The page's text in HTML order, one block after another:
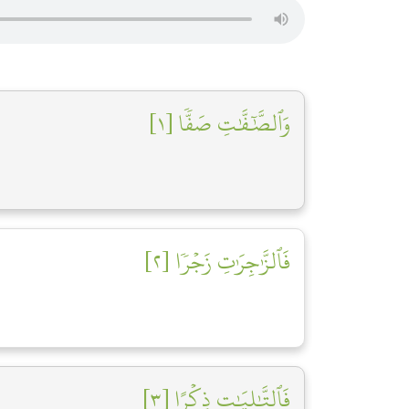
وَٱلصَّٰٓفَّٰتِ صَفّٗا [١]
فَٱلزَّٰجِرَٰتِ زَجۡرٗا [٢]
فَٱلتَّٰلِيَٰتِ ذِكۡرًا [٣]